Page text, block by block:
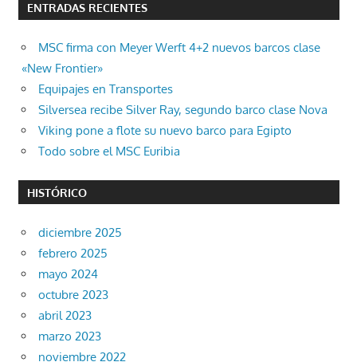
ENTRADAS RECIENTES
MSC firma con Meyer Werft 4+2 nuevos barcos clase
«New Frontier»
Equipajes en Transportes
Silversea recibe Silver Ray, segundo barco clase Nova
Viking pone a flote su nuevo barco para Egipto
Todo sobre el MSC Euribia
HISTÓRICO
diciembre 2025
febrero 2025
mayo 2024
octubre 2023
abril 2023
marzo 2023
noviembre 2022